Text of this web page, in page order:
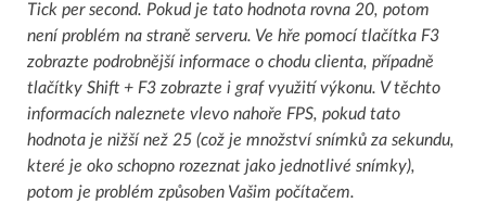
Tick per second. Pokud je tato hodnota rovna 20, potom
není problém na straně serveru. Ve hře pomocí tlačítka F3
zobrazte podrobnější informace o chodu clienta, případně
tlačítky Shift + F3 zobrazte i graf využití výkonu. V těchto
informacích naleznete vlevo nahoře FPS, pokud tato
hodnota je nižší než 25 (což je množství snímků za sekundu,
které je oko schopno rozeznat jako jednotlivé snímky),
potom je problém způsoben Vašim počítačem.